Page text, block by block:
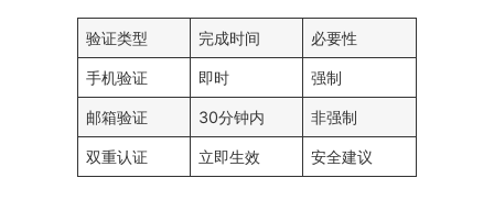
验证类型 完成时间 必要性
手机验证 即时 强制
邮箱验证 30分钟内 非强制
双重认证 立即生效 安全建议